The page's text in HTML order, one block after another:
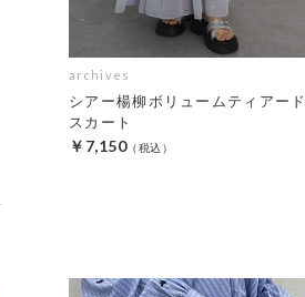
archives
シアー楊柳ボリュームティアード
スカート
￥7,150